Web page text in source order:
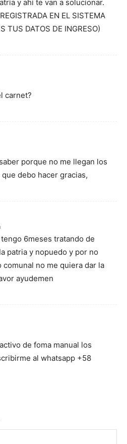
y ahi te van a solucionar.
EN EL SISTEMA
TUS DATOS DE INGRESO)
carnet?
porque no me llegan los
debo hacer gracias,
6meses tratando de
patria y nopuedo y por no
no me quiera dar la
ayudemen
de foma manual los
al whatsapp +58